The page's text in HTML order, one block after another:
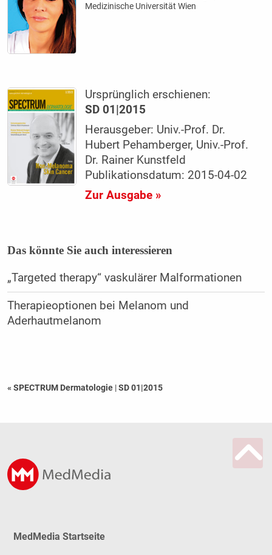
Medizinische Universität Wien
Ursprünglich erschienen:
SD 01|2015
Herausgeber: Univ.-Prof. Dr.
Hubert Pehamberger, Univ.-Prof.
Dr. Rainer Kunstfeld
Publikationsdatum: 2015-04-02
Zur Ausgabe »
Das könnte Sie auch interessieren
„Targeted therapy“ vaskulärer Malformationen
Therapieoptionen bei Melanom und
Aderhautmelanom
« SPECTRUM Dermatologie |SD 01|2015
MedMedia Startseite